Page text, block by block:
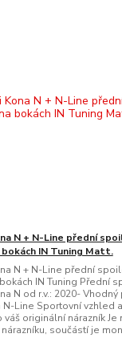
N + N-Line přední
IN Tuning Matt.
N + N-Line přední
IN Tuning Přední
N od r.v.: 2020-
N-Line Sportovní vzhled
váš originální nárazník Je
součástí je